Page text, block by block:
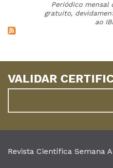
Periódico mensal
gratuito,
ao
VALIDAR
Revista Científica Semana